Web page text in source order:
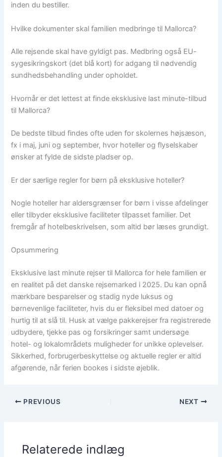
inden du bestiller.
Hvilke dokumenter skal familien medbringe til Mallorca?
Alle rejsende skal have gyldigt pas. Medbring også EU-
sygesikringskort (det blå kort) for adgang til nødvendig
sundhedsbehandling under opholdet.
Hvornår er det lettest at finde eksklusive last minute-tilbud
til Mallorca?
De bedste tilbud findes ofte uden for skolernes højsæson,
fx i maj, juni og september, hvor hoteller og flyselskaber
ønsker at fylde de sidste pladser op.
Er der særlige regler for børn på eksklusive hoteller?
Nogle hoteller har aldersgrænser for børn i visse afdelinger
eller tilbyder eksklusive faciliteter tilpasset familier. Det
fremgår af hotelbeskrivelsen, som altid bør læses grundigt.
Opsummering
Eksklusive last minute rejser til Mallorca for hele familien er
en realitet på det danske rejsemarked i 2025. Du kan opnå
mærkbare besparelser og stadig nyde luksus og
børnevenlige faciliteter, hvis du er fleksibel med datoer og
hurtig til at slå til. Husk at vælge pakkerejser fra registrerede
udbydere, tjekke pas og forsikringer samt undersøge
hotel- og lokalområdets muligheder for unikke oplevelser.
Sikkerhed, forbrugerbeskyttelse og aktuelle regler er altid
afgørende, når ferien bookes i sidste øjeblik.
PREVIOUS NEXT
Relaterede indlæg